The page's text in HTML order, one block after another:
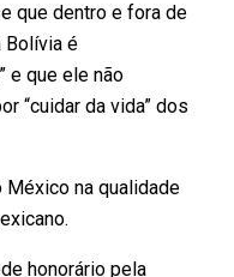
que dentro e fora de
Bolívia é
e que ele não
“cuidar da vida” dos
na qualidade
honorário pela